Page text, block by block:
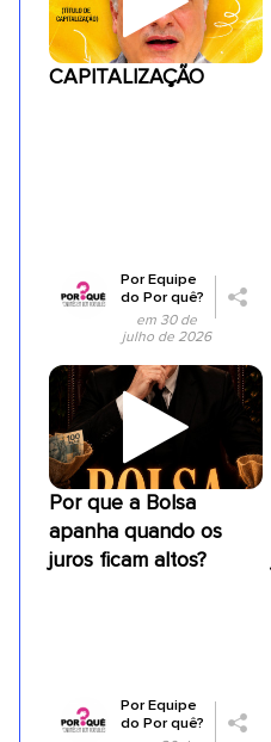
CAPITALIZAÇÃO
PorEquipe
do Por quê?
em 30 de
julho de 2026
Por que a Bolsa
apanha quando os
juros ficam altos?
PorEquipe
do Por quê?